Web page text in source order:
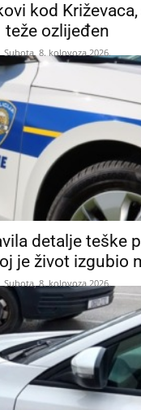
kod
teže ozlijeđen
Subota, 8. kolovoza 2026.
detalje teške
je život izgubio
Subota, 8. kolovoza 2026.